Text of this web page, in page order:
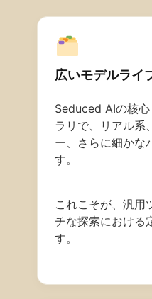
広いモデルライ
Seduced AIの核
ラリで、リアル系
ー、さらに細かな
す。
これこそが、汎用
チな探索における
す。